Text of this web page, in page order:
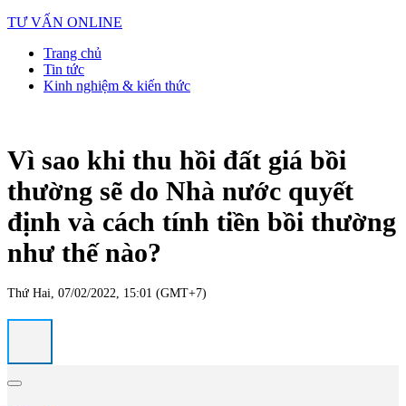
TƯ VẤN ONLINE
Trang chủ
Tin tức
Kinh nghiệm & kiến thức
Vì sao khi thu hồi đất giá bồi
thường sẽ do Nhà nước quyết
định và cách tính tiền bồi thường
như thế nào?
Thứ Hai, 07/02/2022, 15:01 (GMT+7)